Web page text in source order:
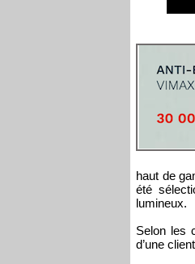
haut de
été
lumineux.
Selon les
d’une